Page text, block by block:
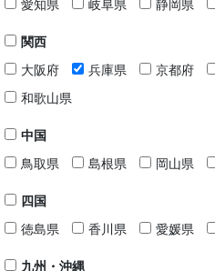
愛知県 岐阜県 静岡県
関西
大阪府
兵庫県 京都府
和歌山県
中国
鳥取県
島根県 岡山県
四国
徳島県
香川県 愛媛県
九州・沖縄